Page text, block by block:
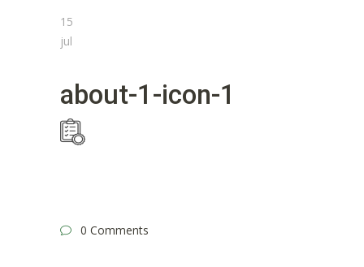
15
jul
about-1-icon-1
0 Comments